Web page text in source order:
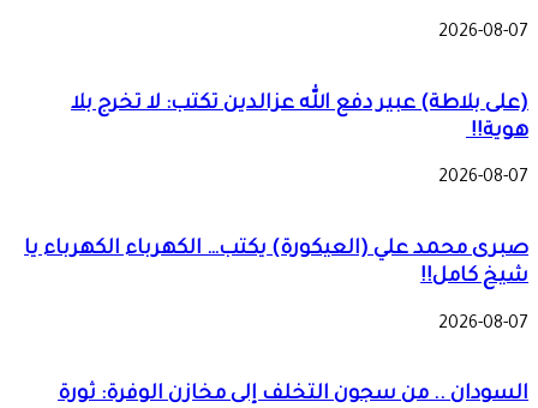
2026-08-07
(على بلاطة) عبير دفع الله عزالدين تكتب: لا تخرج بلا
هوية!!
2026-08-07
صبرى محمد علي (العيكورة) يكتب… الكهرباء الكهرباء يا
شيخ كامل!!
2026-08-07
السودان .. من سجون التخلف إلى مخازن الوفرة: ثورة